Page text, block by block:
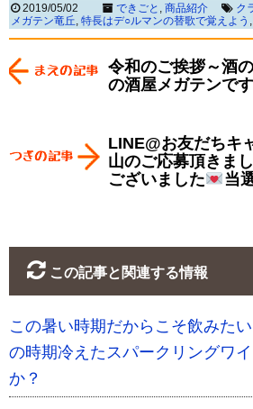
2019/05/02 できごと , 商品紹介 ク
メガテン竜丘, 特長はデ○ルマンの替歌で覚えよう ,
令和のご挨拶～酒
の酒屋メガテンです
LINE@お友だちキ
山のご応募頂きま
ございました
当
この記事と関連する情報
この暑い時期だからこそ飲みた
の時期冷えたスパークリングワ
か？